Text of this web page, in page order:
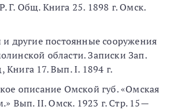
Г. Общ. Книга 25. 1898 г. Омск.
другие постоянные сооружения
области. Записки Зап.
Книга 17. Вып. I. 1894 г.
описание Омской губ. «Омская
Вып. II. Омск. 1923 г. Стр. 15—